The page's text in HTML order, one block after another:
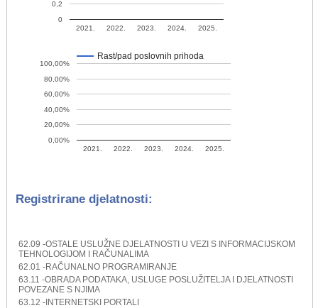
2021. 2022. 2023. 2024. 2025.
0
0,2
Rast/pad poslovnih prihoda
2021. 2022. 2023. 2024. 2025.
0,00%
20,00%
40,00%
60,00%
80,00%
100,00%
Registrirane djelatnosti:
62.09 -OSTALE USLUŽNE DJELATNOSTI U VEZI S INFORMACIJSKOM
TEHNOLOGIJOM I RAČUNALIMA
62.01 -RAČUNALNO PROGRAMIRANJE
63.11 -OBRADA PODATAKA, USLUGE POSLUŽITELJA I DJELATNOSTI
POVEZANE S NJIMA
63.12 -INTERNETSKI PORTALI